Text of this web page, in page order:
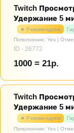
Twitch
Удержание 5
★ Рекомендуем
Пополнение: Yes |
ID - 26772
1000 = 21р.
Twitch
Удержание 5
★ Рекомендуем
Пополнение: Yes |